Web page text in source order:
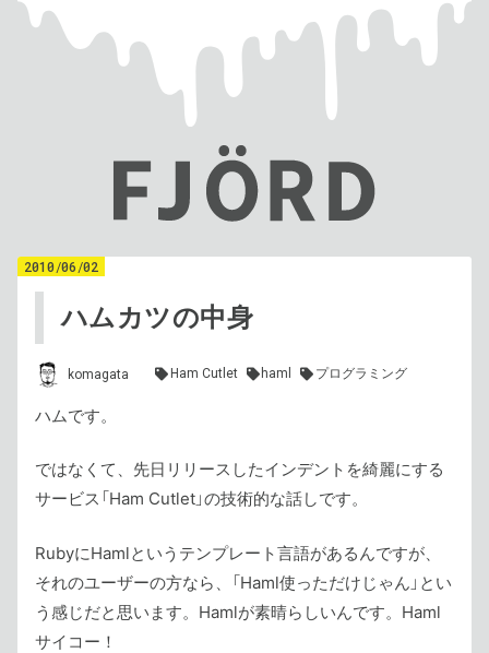
ハムカツの中身
2010/06/02
komagata Ham Cutlet haml プログラミング
ハムです。
ではなくて、先日リリースしたインデントを綺麗にする
サービス「Ham Cutlet」の技術的な話しです。
RubyにHamlというテンプレート言語があるんですが、
それのユーザーの方なら、「Haml使っただけじゃん」とい
う感じだと思います。Hamlが素晴らしいんです。Haml
サイコー！